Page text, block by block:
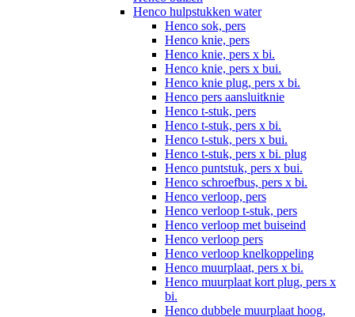
Henco hulpstukken water
Henco sok, pers
Henco knie, pers
Henco knie, pers x bi.
Henco knie, pers x bui.
Henco knie plug, pers x bi.
Henco pers aansluitknie
Henco t-stuk, pers
Henco t-stuk, pers x bi.
Henco t-stuk, pers x bui.
Henco t-stuk, pers x bi. plug
Henco puntstuk, pers x bui.
Henco schroefbus, pers x bi.
Henco verloop, pers
Henco verloop t-stuk, pers
Henco verloop met buiseind
Henco verloop pers
Henco verloop knelkoppeling
Henco muurplaat, pers x bi.
Henco muurplaat kort plug, pers x
bi.
Henco dubbele muurplaat hoog,